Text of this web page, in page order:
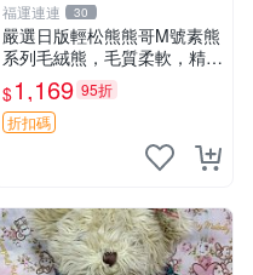
福運連連 30
嚴選日版輕松熊熊哥M號素熊
系列毛絨熊，毛質柔軟，精緻
可愛，尺寸35cm，保存狀態
優異。收藏或贈送皆為佳選。
中古 毛絨熊 毛玩偶
$1,169 95折
折扣碼